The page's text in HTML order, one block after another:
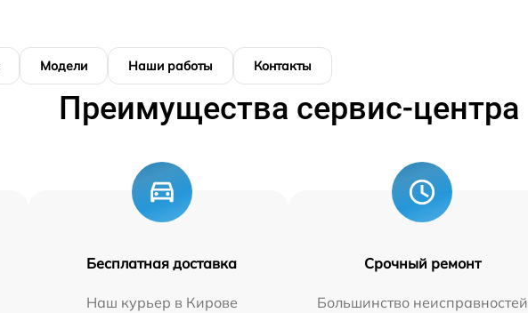
Модели Наши работы Контакты
Преимущества сервис-центра
Бесплатная доставка
Наш курьер в Кирове
Срочный ремонт
Большинство неисправностей